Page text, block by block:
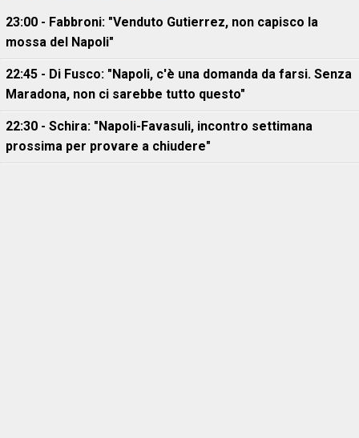
23:00 - Fabbroni: "Venduto Gutierrez, non capisco la
mossa del Napoli"
22:45 - Di Fusco: "Napoli, c'è una domanda da farsi. Senza
Maradona, non ci sarebbe tutto questo"
22:30 - Schira: "Napoli-Favasuli, incontro settimana
prossima per provare a chiudere"